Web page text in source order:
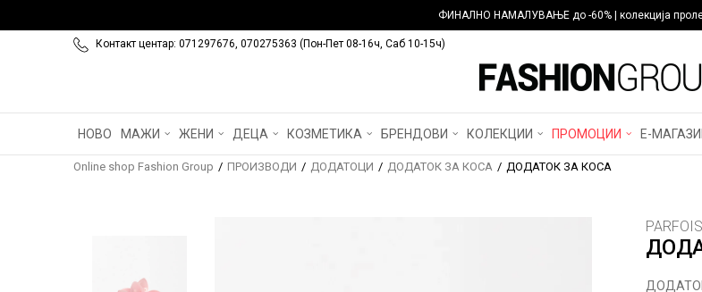
ФИНАЛНО НАМАЛУВАЊЕ до -60% | колекција
Контакт центар: 071297676, 070275363 (Пон-Пет 08-16ч, Саб 10-15ч)
НОВО МАЖИ ЖЕНИ ДЕЦА КОЗМЕТИКА БРЕНДОВИ КОЛЕКЦИИ ПРОМОЦИИ Е-
Online shop Fashion Group ПРОИЗВОДИ ДОДАТОЦИ ДОДАТОК ЗА КОСА ДОДАТОК ЗА КОСА
PARFOIS